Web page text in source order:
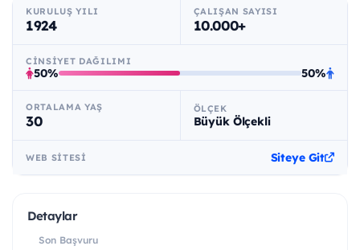
KURULUŞ YILI
1924
ÇALIŞAN SAYISI
10.000+
CINSIYET DAĞILIMI
50% 50%
ORTALAMA YAŞ
30
ÖLÇEK
Büyük Ölçekli
WEB SITESI Siteye Git
Detaylar
Son Başvuru